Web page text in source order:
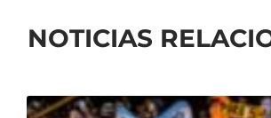
NOTICIAS